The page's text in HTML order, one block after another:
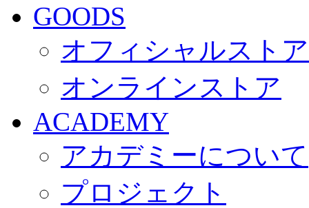
GOODS
オフィシャルスト
オンラインストア
ACADEMY
アカデミーについて
プロジェクト